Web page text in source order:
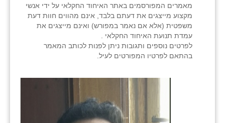
מאמרים המפורסמים באתר האיחוד החקלאי על ידי אנשי
מקצוע מייצגים את דעתם בלבד, אינם מהווים חוות דעת
משפטית (אלא אם נאמר במפורש) ואינם מייצגים את
עמדת תנועת האיחוד החקלאי .
לפרטים נוספים ותגובות ניתן לפנות לכותב המאמר
בהתאם לפרטיו המפורטים לעיל.